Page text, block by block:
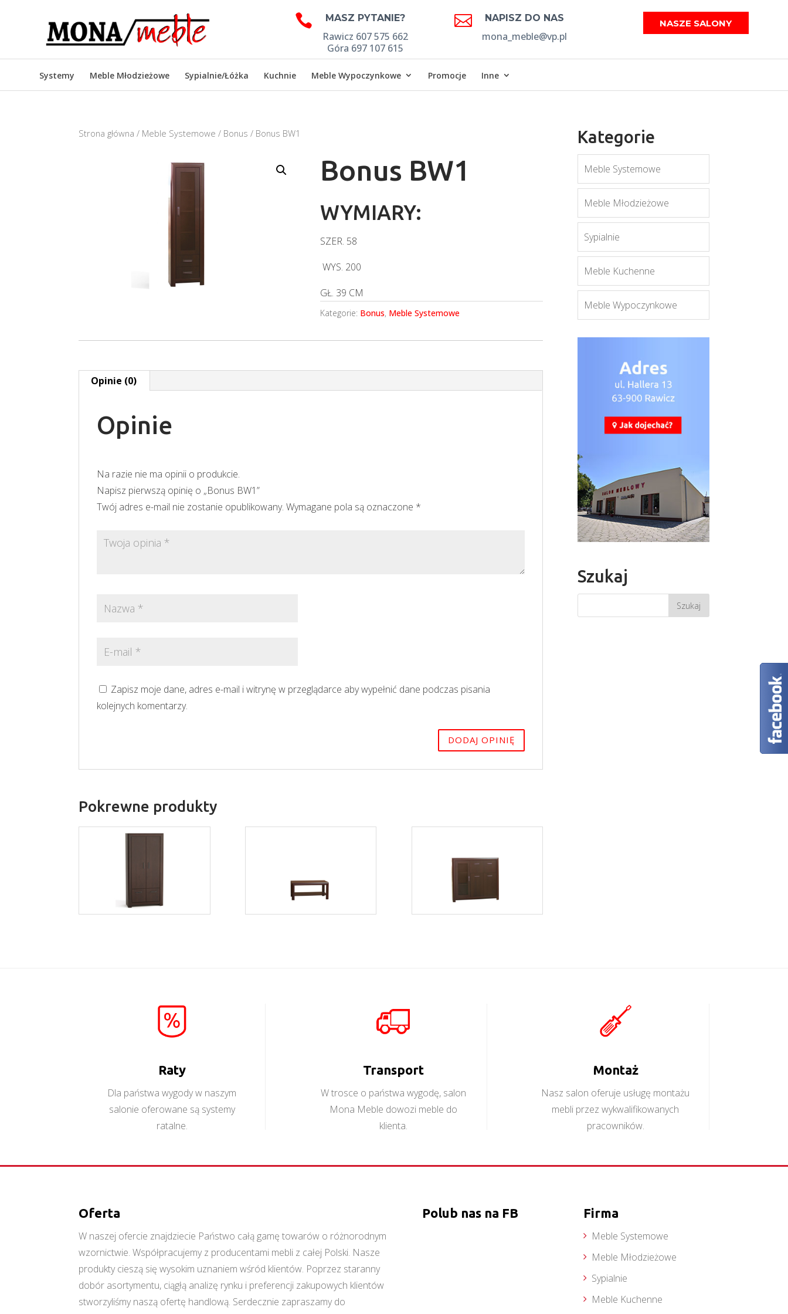
 MASZ PYTANIE?
Rawicz 607 575 662
Góra 697 107 615
 NAPISZ DO NAS
mona_meble@vp.pl
NASZE SALONY
Systemy Meble Młodzieżowe Sypialnie/Łóżka Kuchnie Meble Wypoczynkowe Promocje Inne
Strona główna / Meble Systemowe / Bonus / Bonus BW1
Bonus BW1
WYMIARY:
SZER. 58
WYS. 200
GŁ. 39 CM
Kategorie: Bonus, Meble Systemowe
Opinie (0)
Opinie
Na razie nie ma opinii o produkcie.
Napisz pierwszą opinię o „Bonus BW1”
Twój adres e-mail nie zostanie opublikowany. Wymagane pola są oznaczone *
Zapisz moje dane, adres e-mail i witrynę w przeglądarce aby wypełnić dane podczas pisania
kolejnych komentarzy.
Pokrewne produkty
Kategorie
Meble Systemowe
Meble Młodzieżowe
Sypialnie
Meble Kuchenne
Meble Wypoczynkowe
Szukaj
Raty
Dla państwa wygody w naszym
salonie oferowane są systemy
ratalne.
Transport
W trosce o państwa wygodę, salon
Mona Meble dowozi meble do
klienta.
Montaż
Nasz salon oferuje usługę montażu
mebli przez wykwalifikowanych
pracowników.
Oferta
W naszej ofercie znajdziecie Państwo całą gamę towarów o różnorodnym
wzornictwie. Współpracujemy z producentami mebli z całej Polski. Nasze
produkty cieszą się wysokim uznaniem wśród klientów. Poprzez staranny
dobór asortymentu, ciągłą analizę rynku i preferencji zakupowych klientów
stworzyliśmy naszą ofertę handlową. Serdecznie zapraszamy do
Polub nas na FB Firma
Meble Systemowe
Meble Młodzieżowe
Sypialnie
Meble Kuchenne